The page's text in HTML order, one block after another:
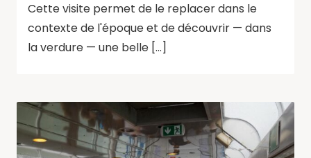
Cette visite permet de le replacer dans le
contexte de l'époque et de découvrir — dans
la verdure — une belle […]